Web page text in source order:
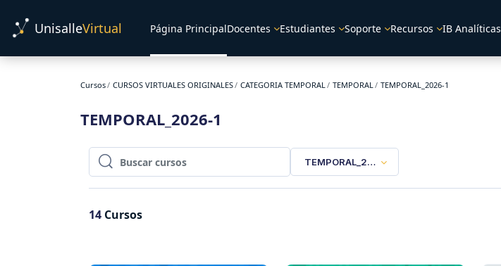
UnisalleVirtual Página PrincipalDocentes Estudiantes Soporte Recursos IB Analíticas
Cursos CURSOS VIRTUALES ORIGINALES CATEGORIA TEMPORAL TEMPORAL TEMPORAL_2026-1
TEMPORAL_2026-1
Buscar cursos
Buscar cursos TEMPORAL_2026-1
14 Cursos